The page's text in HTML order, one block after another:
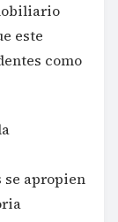
como
apropien
fortalecer
edición de